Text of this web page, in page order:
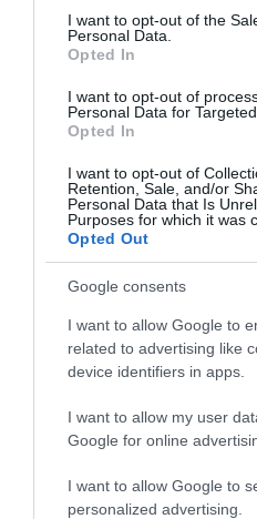
consent section.
I want to opt-out of the
Personal Data.
Opted In
I want to opt-out of
Personal Data for
Opted In
I want to opt-out of
Retention, Sale, and/or
Personal Data that Is
Purposes for which it was
Opted Out
Google consents
I want to allow Google to
related to advertising like
device identifiers in apps.
I want to allow my user
Google for online
I want to allow Google to
personalized advertising.
KAPCSOLÓDÓ OLVASMÁNY
LOCSOLOD, MÉGIS
LEKÓKAD? LEHET, HOGY A
A VIZET A NÖVÉNYBŐL
2026-08-04